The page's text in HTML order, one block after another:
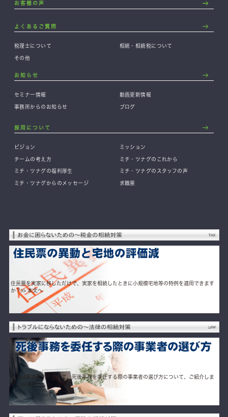
お客様の声
よくあるご質問
税理士について 相続・相続税について
その他
お知らせ
セミナー情報 動画更新情報
事務所からのお知らせ ブログ
採用について
ビジョン ミッション
チームの考え方 ミチ・ツナグのこれから
ミチ・ツナグの福利厚生 ミチ・ツナグのスタッフの声
ミチ・ツナグからのメッセージ 求職票
住民票を実家に移しただけで、実家を相続したときに小規模宅地等の特例を適用できます
か？>> 本文へ
今回は相談事例を通じて、死後事務を委任する際の事業者の選び方について、ご紹介しま
す。
>> 本文へ